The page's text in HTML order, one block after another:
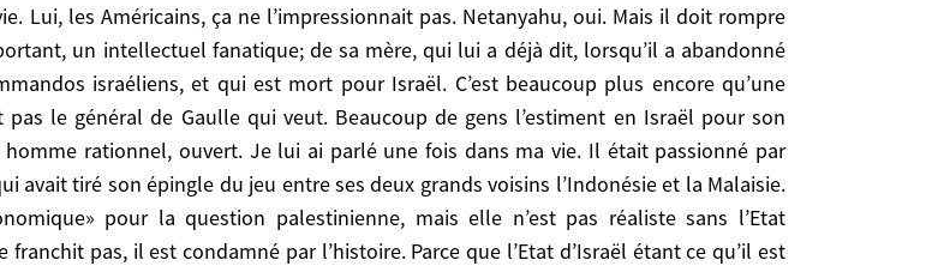
Lui, les Américains, ça ne l’impressionnait pas. Netanyahu, oui. Mais il doit rompre
un intellectuel fanatique; de sa mère, qui lui a déjà dit, lorsqu’il a abandonné
israéliens, et qui est mort pour Israël. C’est beaucoup plus encore qu’une
le général de Gaulle qui veut. Beaucoup de gens l’estiment en Israël pour son
rationnel, ouvert. Je lui ai parlé une fois dans ma vie. Il était passionné par
avait tiré son épingle du jeu entre ses deux grands voisins l’Indonésie et la Malaisie.
pour la question palestinienne, mais elle n’est pas réaliste sans l’Etat
pas, il est condamné par l’histoire. Parce que l’Etat d’Israël étant ce qu’il est
Fischer, l’ancien directeur adjoint du Fonds monétaire international, qui apprend à
qu’il y a un second Premier ministre d’Israël aujourd’hui qui, aux côtés d’Obama,
le Secrétaire général de la Maison-Blanche ait la double nationalité israélienne et
aux yeux de l’opinion israélienne lorsqu’il exige, en tapant du poing sur la table,
palestinien. Je ne suis pas si pessimiste que ça, parce que de beaucoup d’endroits
l’élection a permis d’endiguer l’influence du Hezbollah; de l’Irak, où la pacification
réformateur derrière Moussavi et le sursaut de la société civile.